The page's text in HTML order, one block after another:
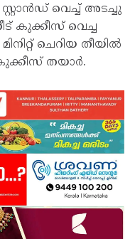
വെച്ച് അടച്ചു
കുക്കീസ് വെച്ച
ചെറിയ തീയിൽ
കുക്കീസ് തയാർ.